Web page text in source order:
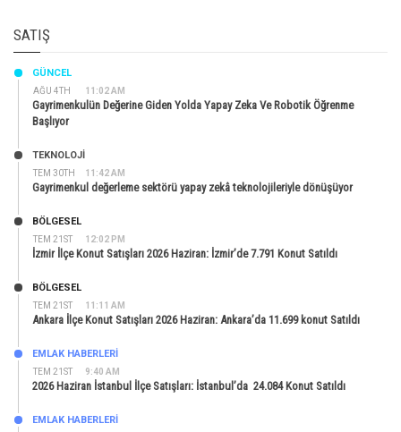
SATIŞ
AĞU 4TH 11:02 AM
GÜNCEL
Gayrimenkulün Değerine Giden Yolda Yapay Zeka Ve Robotik Öğrenme
Başlıyor
TEM 30TH 11:42 AM
TEKNOLOJİ
Gayrimenkul değerleme sektörü yapay zekâ teknolojileriyle dönüşüyor
TEM 21ST 12:02 PM
BÖLGESEL
İzmir İlçe Konut Satışları 2026 Haziran: İzmir’de 7.791 Konut Satıldı
TEM 21ST 11:11 AM
BÖLGESEL
Ankara İlçe Konut Satışları 2026 Haziran: Ankara’da 11.699 konut Satıldı
TEM 21ST 9:40 AM
EMLAK HABERLERI
2026 Haziran İstanbul İlçe Satışları: İstanbul’da 24.084 Konut Satıldı
EMLAK HABERLERI